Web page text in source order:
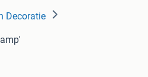
Decoratie